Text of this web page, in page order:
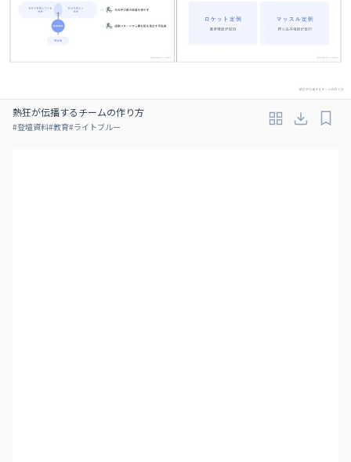
熱狂が伝播するチームの作り方
#登壇資料#教育#ライトブルー